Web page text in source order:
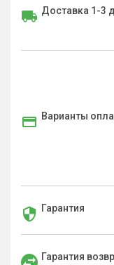
Доставка 1-3
Варианты
Гарантия
Гарантия